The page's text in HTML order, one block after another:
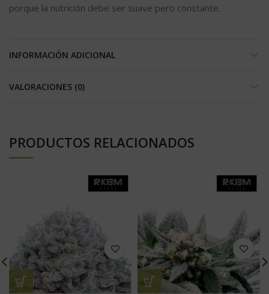
porque la nutrición debe ser suave pero constante.
INFORMACIÓN ADICIONAL
VALORACIONES (0)
PRODUCTOS RELACIONADOS